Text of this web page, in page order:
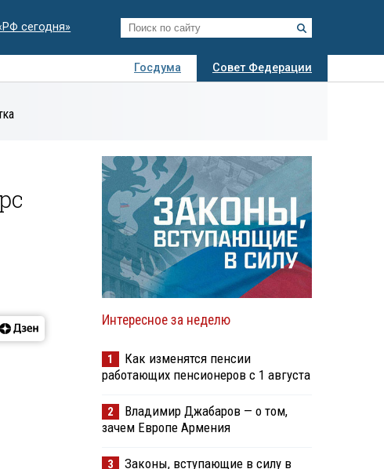
сегодня»
Госдума
Совет Федерации
Интересное за неделю
1
Как изменятся пенсии
работающих пенсионеров с 1 августа
2
Владимир Джабаров — о том,
зачем Европе Армения
3
Законы, вступающие в силу в